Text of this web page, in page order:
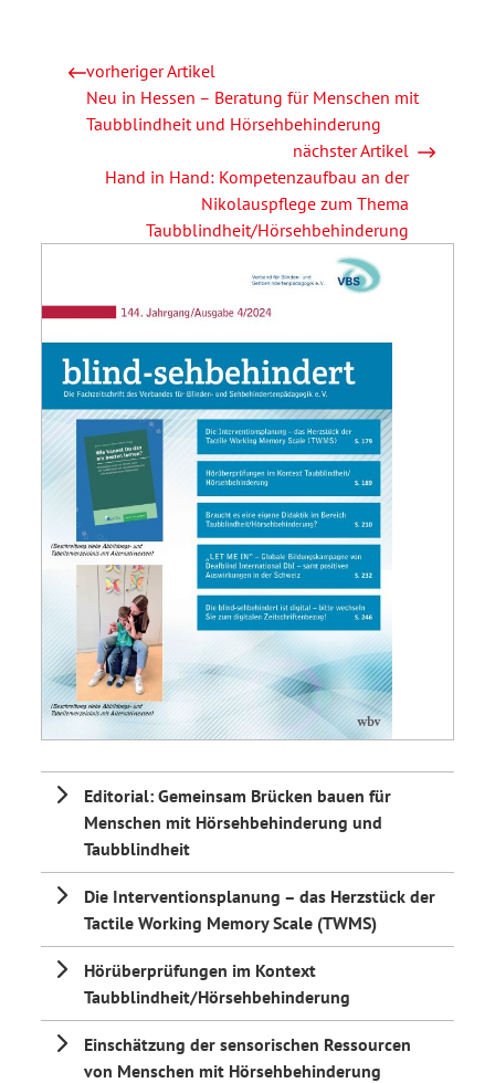
vorheriger Artikel
Neu in Hessen – Beratung für Menschen mit
Taubblindheit und Hörsehbehinderung
nächster Artikel
Hand in Hand: Kompetenzaufbau an der
Nikolauspflege zum Thema
Taubblindheit/Hörsehbehinderung
Editorial: Gemeinsam Brücken bauen für
Menschen mit Hörsehbehinderung und
Taubblindheit
Die Interventionsplanung – das Herzstück der
Tactile Working Memory Scale (TWMS)
Hörüberprüfungen im Kontext
Taubblindheit/Hörsehbehinderung
Einschätzung der sensorischen Ressourcen
von Menschen mit Hörsehbehinderung